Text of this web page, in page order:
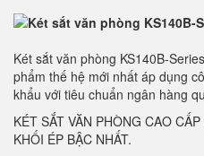
Két sắt văn phòng KS140B-
phẩm thế hệ mới nhất áp dụng
khẩu với tiêu chuẩn ngân hàng
KÉT SẮT VĂN PHÒNG CAO
KHỐI ÉP BẬC NHẤT.